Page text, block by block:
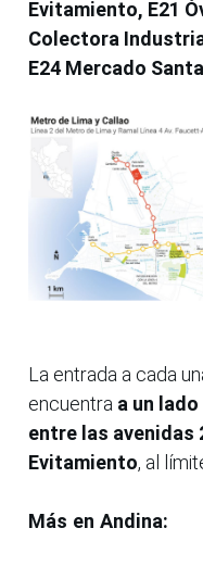
Evitamiento, E21
Colectora
E24 Mercado
La entrada a cada
encuentra a un
entre las avenidas
Evitamiento, al
Más en Andina: